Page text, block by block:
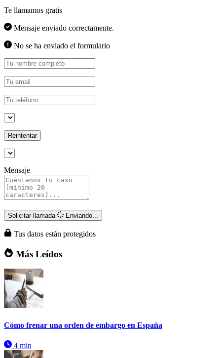
Te llamamos gratis
Mensaje enviado correctamente.
No se ha enviado el formulario
Reintentar
Mensaje
Solicitar llamada Enviando...
Tus datos están protegidos
Más Leídos
Cómo frenar una orden de embargo en España
4 min